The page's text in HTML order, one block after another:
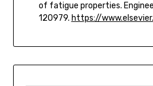
of fatigue properties.
120979. https://